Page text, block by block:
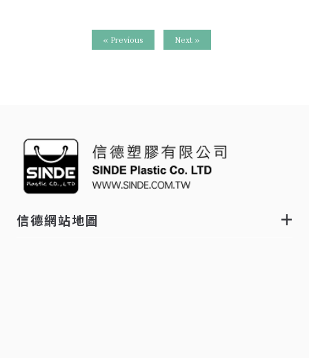
« Previous Next »
信德網站地圖